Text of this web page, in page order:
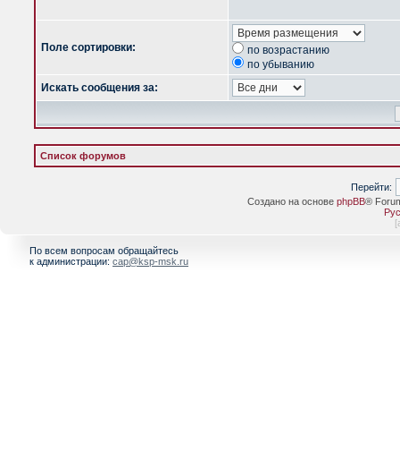
Поле сортировки:
по возрастанию
по убыванию
Искать сообщения за:
Список форумов
Перейти:
Создано на основе phpBB®
[
По всем вопросам обращайтесь
к администрации: cap@ksp-msk.ru